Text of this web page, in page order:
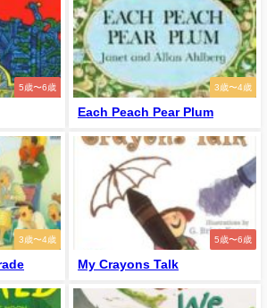
5歳〜6歳 3歳〜4歳
Each Peach Pear Plum
3歳〜4歳 5歳〜6歳
My Crayons Talk